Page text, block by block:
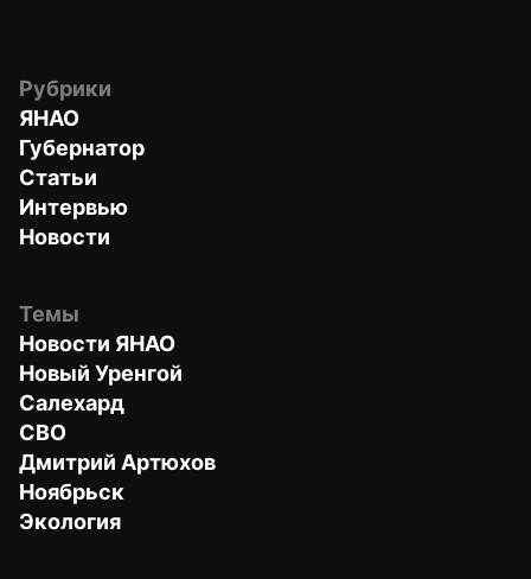
Рубрики
ЯНАО
Губернатор
Статьи
Интервью
Новости
Темы
Новости ЯНАО
Новый Уренгой
Салехард
СВО
Дмитрий Артюхов
Ноябрьск
Экология